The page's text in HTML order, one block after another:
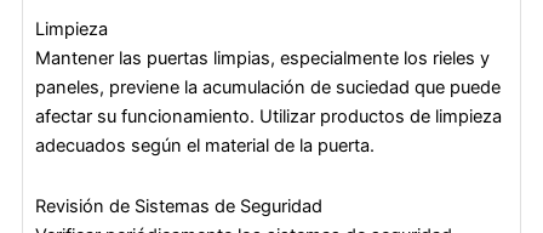
Limpieza
Mantener las puertas limpias, especialmente los rieles y
paneles, previene la acumulación de suciedad que puede
afectar su funcionamiento. Utilizar productos de limpieza
adecuados según el material de la puerta.
Revisión de Sistemas de Seguridad